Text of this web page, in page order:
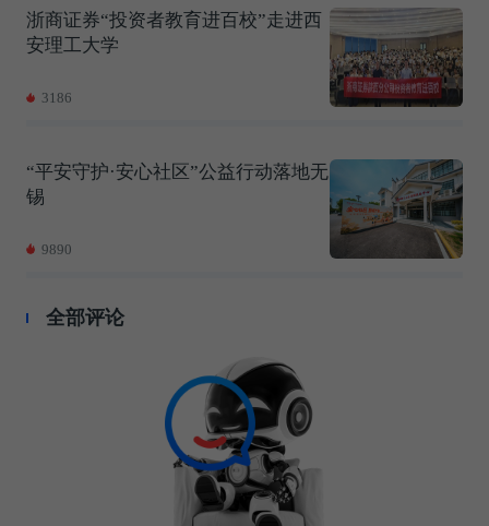
浙商证券“投资者教育进百校”走进西
安理工大学
3186
“平安守护·安心社区”公益行动落地无
锡
9890
全部评论